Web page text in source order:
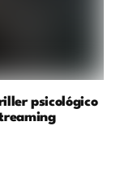
psicológico